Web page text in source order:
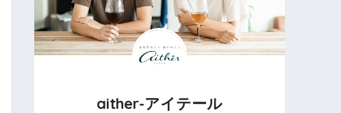
aither-アイテール